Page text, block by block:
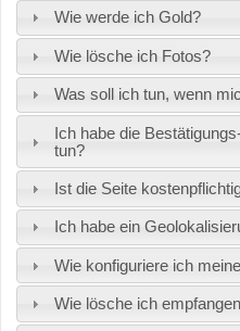
Wie werde ich Gold?
Wie lösche ich Fotos?
Was soll ich tun, wenn
Ich habe die
tun?
Ist die Seite
Ich habe ein
Wie konfiguriere ich
Wie lösche ich